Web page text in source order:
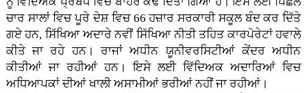
ਚਾਰ ਸਾਲਾਂ ਵਿਚ ਪੂਰੇ ਦੇਸ਼ ਵਿਚ 66 ਹਜ਼ਾਰ ਸਰਕਾਰੀ ਸਕੂਲ ਬੰਦ ਕਰ ਦਿੱਤੇ
ਗਏ ਹਨ, ਸਿੱਖਿਆ ਅਦਾਰੇ ਨਵੀਂ ਸਿੱਖਿਆ ਨੀਤੀ ਤਹਿਤ ਕਾਰਪੋਰੇਟਾਂ ਹਵਾਲੇ
ਕੀਤੇ ਜਾ ਰਹੇ ਹਨ। ਰਾਜਾਂ ਅਧੀਨ ਯੂਨੀਵਰਸਿਟੀਆਂ ਕੇਂਦਰ ਅਧੀਨ
ਕੀਤੀਆਂ ਜਾ ਰਹੀਆਂ ਹਨ। ਇਸੇ ਲਈ ਵਿੱਦਿਅਕ ਅਦਾਰਿਆਂ ਵਿਚ
ਅਧਿਆਪਕਾਂ ਦੀਆਂ ਖਾਲੀ ਅਸਾਮੀਆਂ ਭਰੀਆਂ ਨਹੀਂ ਜਾ ਰਹੀਆਂ।